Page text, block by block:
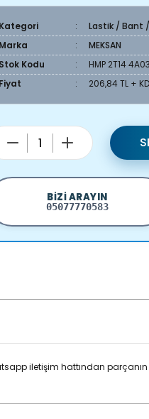
Kategori
Lastik / Bant
Marka
MEKSAN
Stok Kodu
HMP 2T14
Fiyat
206,84 TL +
BIZI ARAYIN
05077770583
iletişim hattından